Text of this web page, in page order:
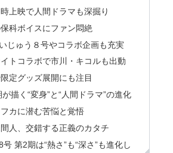
上映で人間ドラマも深掘り
科ボイスにファン悶絶
じゅう８号やコラボ企画も充実
トコラボで市川・キコルも出動
定グッズ展開にも注目
描く“変身”と“人間ドラマ”の進化
カに潜む苦悩と覚悟
人、交錯する正義のカタチ
第2期は“熱さ”も“深さ”も進化し